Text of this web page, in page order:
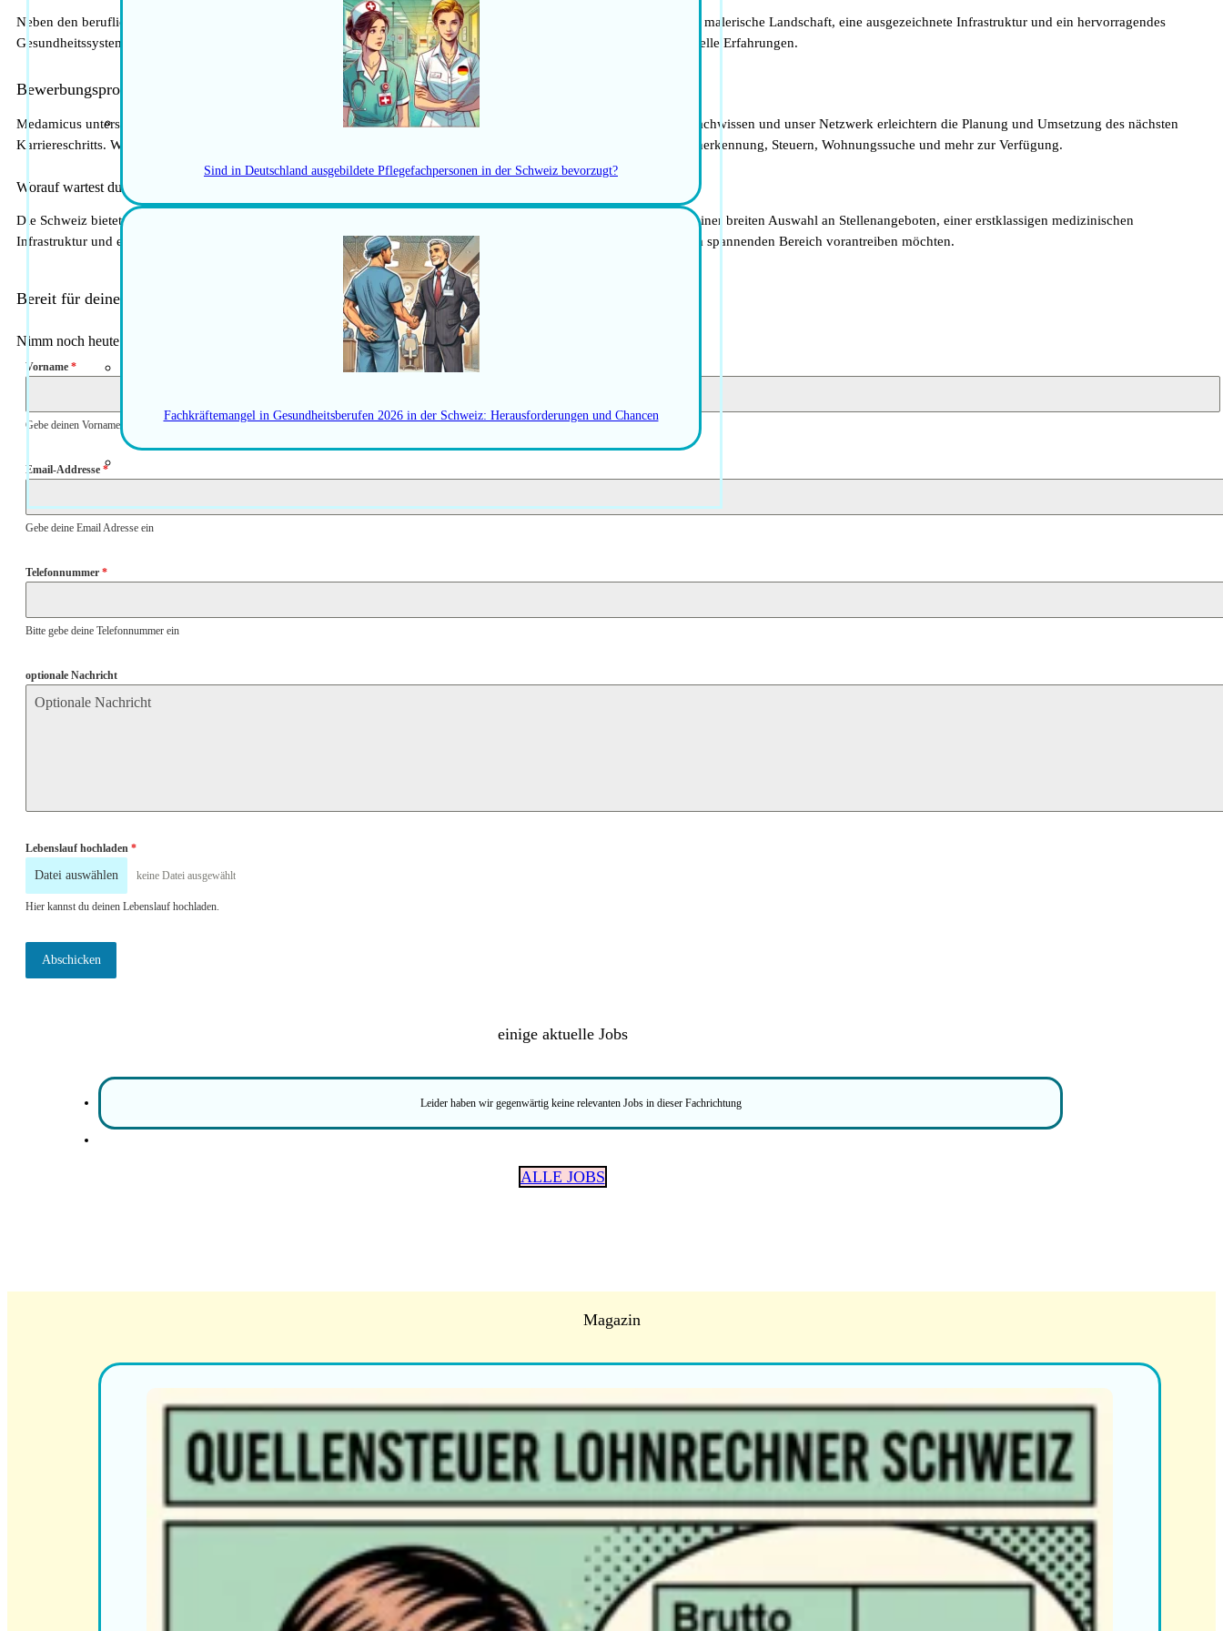
Sind in Deutschland ausgebildete Pflegefachpersonen in der Schweiz bevorzugt?
Fachkräftemangel in Gesundheitsberufen 2026 in der Schweiz: Herausforderungen und Chancen
Neben den beruflichen Möglichkeiten bietet die Schweiz auch eine hohe Lebensqualität für Ärzte und ihre Familien. Die malerische Landschaft, eine ausgezeichnete Infrastruktur und ein hervorragendes
Gesundheitssystem tragen zur Attraktivität des Landes bei. Zudem ermöglicht die multikulturelle Umgebung neue kulturelle Erfahrungen.
Bewerbungsprozess
Medamicus unterstützt Ärzte, die an einer Stelle in der Schweiz interessiert sind, bei ihrem Bewerbungsprozess. Unser Fachwissen und unser Netzwerk erleichtern die Planung und Umsetzung des nächsten
Karriereschritts. Wir stehen bei Fragen zum Schweizer Gesundheitssystem, zur Kultur in Schweizer Kliniken, Diplom-Anerkennung, Steuern, Wohnungssuche und mehr zur Verfügung.
Worauf wartest du noch? Starte noch heute!
Die Schweiz bietet herausragende berufliche Möglichkeiten für Ärzte, die sich auf die Geriatrie spezialisiert haben. Mit einer breiten Auswahl an Stellenangeboten, einer erstklassigen medizinischen
Infrastruktur und einer hohen Lebensqualität ist die Schweiz ein attraktives Ziel für Fachleute, die ihre Karriere in diesem spannenden Bereich vorantreiben möchten.
Bereit für deinen nächsten Karriereschritt in der Schweiz?
Nimm noch heute für eine unverbindliche und kostenfreie Beratung Kontakt auf.
Vorname *
Gebe deinen Vornamen ein
Email-Addresse *
Gebe deine Email Adresse ein
Telefonnummer *
Bitte gebe deine Telefonnummer ein
optionale Nachricht
Lebenslauf hochladen *
Datei auswählen keine Datei ausgewählt
Hier kannst du deinen Lebenslauf hochladen.
Abschicken
einige aktuelle Jobs
Leider haben wir gegenwärtig keine relevanten Jobs in dieser Fachrichtung
ALLE JOBS
Magazin